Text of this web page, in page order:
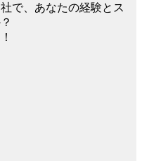
で、あなたの経験とス